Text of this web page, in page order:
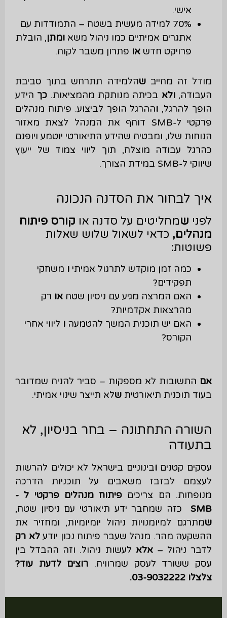
אישי.
70% למידה מעשית בשטח – התמודדות עם
אתגרים אמיתיים כמו ניהול משא ומתן, הובלת
פרויקט חדש או פתרון משבר לקוח.
מודל זה מחייבשהלמידה תתרחש בתוך סביבת
העבודה,ולא בכיתה מנותקת מהמציאות. כך הידע
הופך להרגל, וההרגל הופך לביצוע. פיתוח מנהלים
פרקטי ל-SMB דוחף את המנהל לצאת מאזור
הנוחות שלו, ומבטיח שהידע התיאורטי יוטמע ויופנם
כהרגל עבודה מוצלח, תוך ליווי צמוד של ייעוץ
שיווקי ל-SMB במידת הצורך.
איך לבחור את הסדנה הנכונה
לפני שמחליטים על סדנה או קורס פיתוח
מנהלים, כדאי לשאול שלוש שאלות
פשוטות:
כמה זמן מוקדש לתרגול אמיתי ו משחקי
תפקידים?
האם המרצה מגיע עם ניסיון שטח או רק
מהרצאות אקדמיות?
האם יש תוכנית המשך להטמעה ו ליווי אחרי
הקורס?
אם התשובות לא מספקות – סביר להניח שמדובר
בעוד תוכנית תיאורטית שלא תייצר שינוי אמיתי.
השורה התחתונה – בחר בניסיון, לא
בתעודה
עסקים קטניםובינוניים בישראל לא יכולים להרשות
לעצמם לבזבז משאבים על תוכניות הדרכה
מנופחות. הם צריכים פיתוח מנהלים פרקטי ל -
SMB
כזה שמחבר ידע תיאורטי עם ניסיון שטח,
שמתרגם למיומנויות ניהול יומיומיות, ומחזיר את
ההשקעה מהר. מנהל שעבר פיתוח נכון יודע לא רק
לדבר ניהול –אלא לעשות ניהול. וזה ההבדל בין
עסק ששורד לעסק שמרוויח. רוצים לדעת עוד?
צלצלו 03-9032222.